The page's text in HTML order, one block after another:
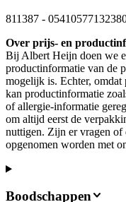
811387 -
Over prijs- en
Bij Albert Heijn doen we
productinformatie van de
mogelijk is. Echter, omdat
kan productinformatie
of allergie-informatie
om altijd eerst de
nuttigen. Zijn er vragen of
opgenomen worden met
Boodschappen